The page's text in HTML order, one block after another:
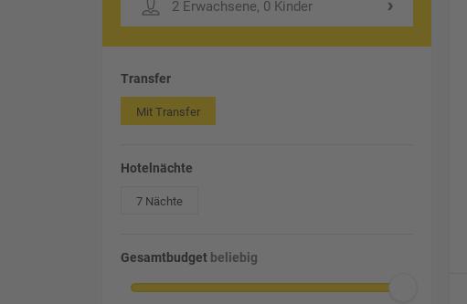
2 Erwachsene, 0 Kinder
Transfer
Mit Transfer
Hotelnächte
7 Nächte
Gesamtbudget beliebig